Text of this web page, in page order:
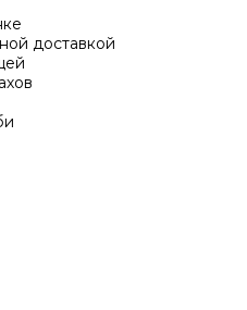
доставкой